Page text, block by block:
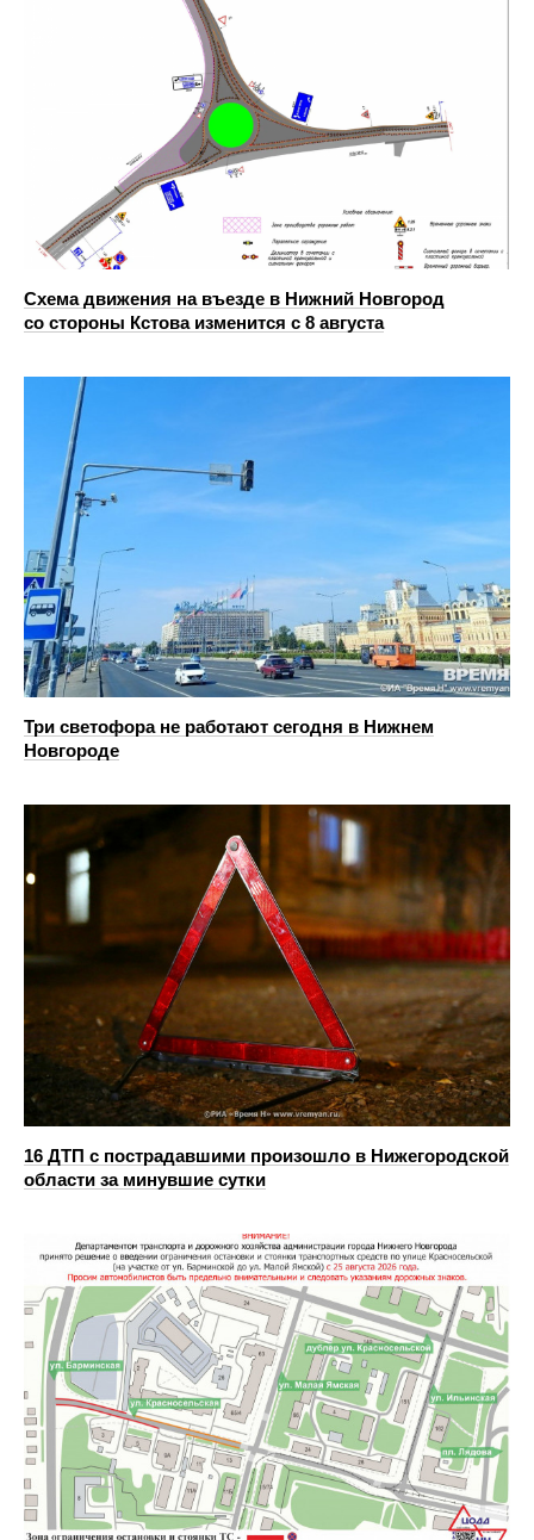
Схема движения на въезде в Нижний Новгород
со стороны Кстова изменится с 8 августа
Три светофора не работают сегодня в Нижнем
Новгороде
16 ДТП с пострадавшими произошло в Нижегородской
области за минувшие сутки